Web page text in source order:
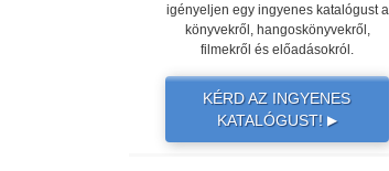
igényeljen egy ingyenes katalógust a
könyvekről, hangoskönyvekről,
filmekről és előadásokról.
KÉRD AZ INGYENES
KATALÓGUST! ▶